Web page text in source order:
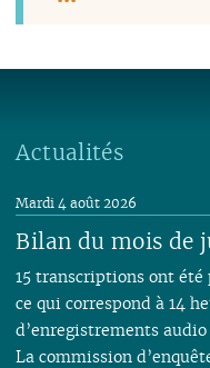
Actualités
Bilan du mois de
Mardi 4 août 2026
15 transcriptions ont
ce qui correspond à 14
d’enregistrements
La commission